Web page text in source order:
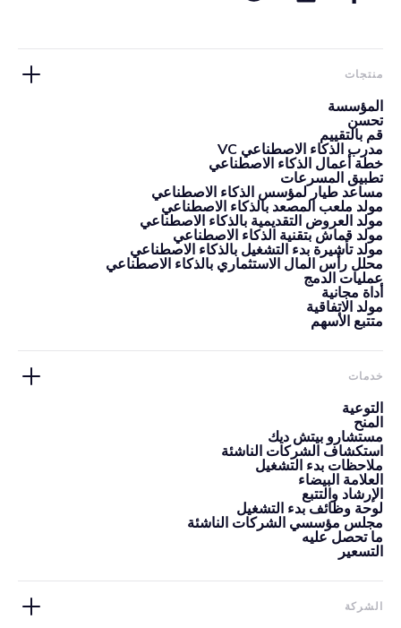
منتجات
المؤسسة
تحسن
قم بالتقييم
مدرب الذكاء الاصطناعي VC
خطة أعمال الذكاء الاصطناعي
تطبيق المسرعات
مساعد طيار لمؤسس الذكاء الاصطناعي
مولد ملعب المصعد بالذكاء الاصطناعي
مولد العروض التقديمية بالذكاء الاصطناعي
مولد قماش بتقنية الذكاء الاصطناعي
مولد تأشيرة بدء التشغيل بالذكاء الاصطناعي
محلل رأس المال الاستثماري بالذكاء الاصطناعي
عمليات الدمج
أداة مجانية
مولد الاتفاقية
متتبع الأسهم
خدمات
التوعية
المنح
مستشارو بيتش ديك
استكشاف الشركات الناشئة
ملاحظات بدء التشغيل
العلامة البيضاء
الإرشاد والتتبع
لوحة وظائف بدء التشغيل
مجلس مؤسسي الشركات الناشئة
ما تحصل عليه
التسعير
الشركة